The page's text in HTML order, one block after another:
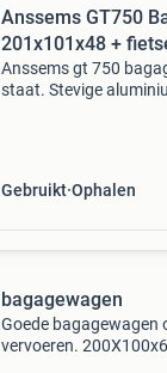
Anssems GT750
201x101x48 +
Anssems gt 750
staat. Stevige
Gebruikt Ophalen
bagagewagen
Goede bagagewagen
vervoeren.